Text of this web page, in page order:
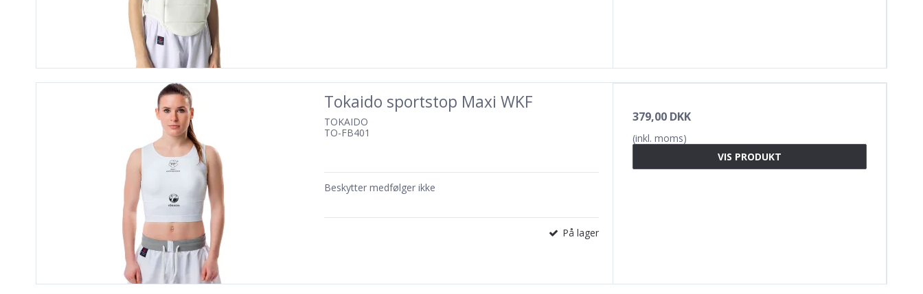
Tokaido sportstop Maxi WKF
TOKAIDO
TO-FB401
Beskytter medfølger ikke
På lager
379,00 DKK
(inkl. moms)
VIS PRODUKT